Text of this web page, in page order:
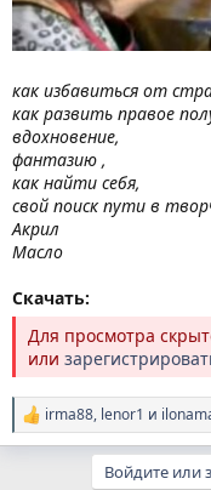
как избавиться от
как развить правое
вдохновение,
фантазию ,
как найти себя,
свой поиск пути в
Акрил
Масло
Скачать:
Для просмотра
или
Р
е
irma88, lenor1 и
Войдите или